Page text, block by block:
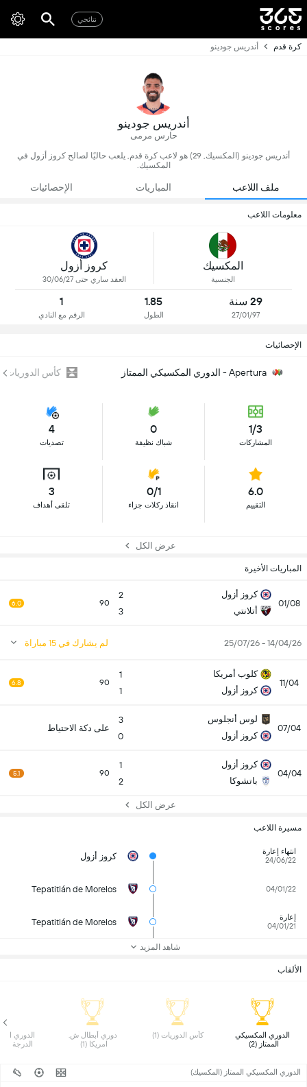
نتائجي
كرة قدم أندريس جودينو
أندريس جودينو
حارس مرمى
أندريس جودينو (المكسيك, 29) هو لاعب كرة قدم, يلعب حاليًا لصالح كروز أزول في
المكسيك.
ملف اللاعب المباريات الإحصائيات
معلومات اللاعب
المكسيك
الجنسية
كروز أزول
العقد ساري حتى 30/06/27
29 سنة
27/01/97
1.85
الطول
1
الرقم مع النادي
الإحصائيات
Apertura - الدوري المكسيكي الممتاز كأس الدوريات
1/3
المشاركات
0
شباك نظيفة
4
تصديات
6.0
التقييم
0/1
انقاذ ركلات جزاء
3
تلقى أهداف
عرض الكل
المباريات الأخيرة
01/08
كروز أزول
أتلانتي
2
3
90
6.0
14/04/26 - 25/07/26 لم يشارك في 15 مباراة
11/04
كلوب أمريكا
كروز أزول
1
1
90
6.8
07/04
لوس أنجلوس
كروز أزول
3
0
على دكة الاحتياط
04/04
كروز أزول
باتشوكا
1
2
90
5.1
عرض الكل
مسيرة اللاعب
انتهاء إعارة
24/06/22
كروز أزول
04/01/22
Tepatitlán de Morelos
إعارة
04/01/21
Tepatitlán de Morelos
شاهد المزيد
الألقاب
الدوري المكسيكي
الممتاز (2)
كأس الدوريات (1)
امريكا (1)
الدرجة
الدوري المكسيكي الممتاز (المكسيك)